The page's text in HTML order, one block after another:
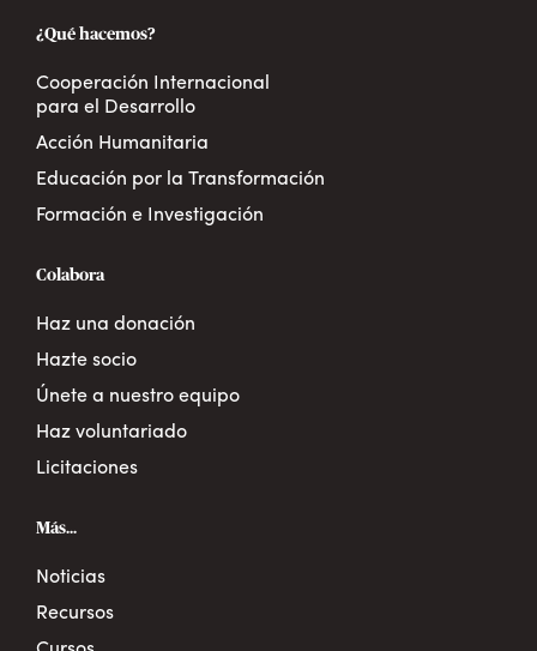
¿Qué hacemos?
Cooperación Internacional
para el Desarrollo
Acción Humanitaria
Educación por la Transformación
Formación e Investigación
Colabora
Haz una donación
Hazte socio
Únete a nuestro equipo
Haz voluntariado
Licitaciones
Más...
Noticias
Recursos